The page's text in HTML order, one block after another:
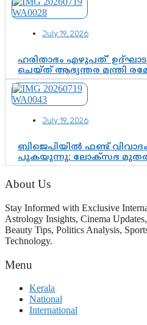
35-ാം നാടുനീങ്ങൽ ദിനം ഇന്ന്
July 19, 2026
ഹരിതാഭം എഴുപത്’
ചെയ്ത് ആഭ്യന്തര മന്ത്രി
ചെന്നിത്തല; ആർ.
സപ്തതി ആഘോഷങ്ങൾക്ക്
പ്രൗഢമായ തുടക്കം
July 19, 2026
ബിജെപിയിൽ ഫണ്ട് വിവാദം
പുകയുന്നു; ലോക്സഭ
നിയമസഭ വരെ 140
ഫണ്ട് വിനിയോഗം
പരിശോധിക്കുമോ?
ഘടകത്തോട് അതൃപ്തി
About Us
Stay Informed with Exclusive
Astrology Insights, Cinema
Beauty Tips, Politics Analysis,
Technology.
Menu
Kerala
National
International